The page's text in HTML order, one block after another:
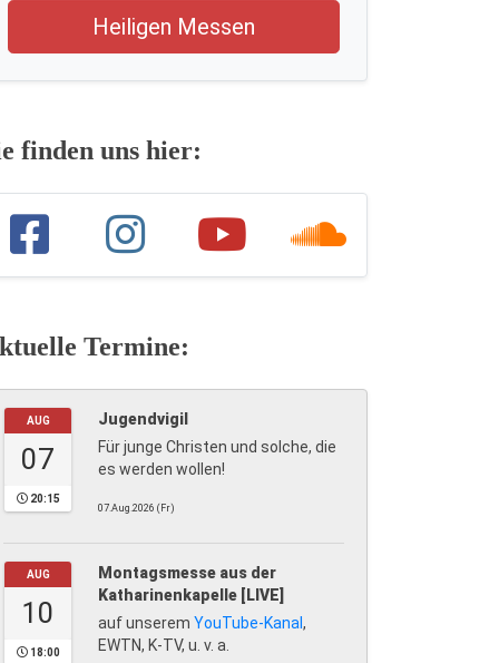
Heiligen Messen
finden uns hier:
Termine:
AUG
07
20:15
Jugendvigil
Für junge Christen und solche, die
es werden wollen!
07.Aug.2026 (Fr)
AUG
10
18:00
Montagsmesse aus der
Katharinenkapelle [LIVE]
auf unserem YouTube-Kanal ,
EWTN, K-TV, u. v. a.